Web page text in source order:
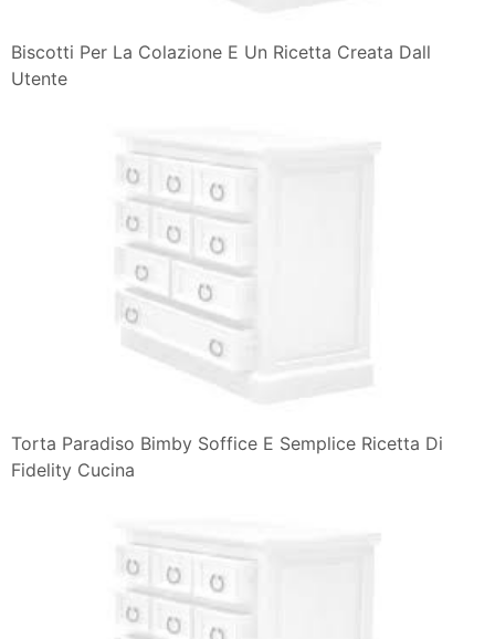
Biscotti Per La Colazione E Un Ricetta Creata Dall
Utente
Torta Paradiso Bimby Soffice E Semplice Ricetta Di
Fidelity Cucina